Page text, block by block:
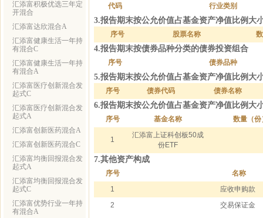
汇添富积极优选三年定
开混合
汇添富达欣混合A
汇添富健康生活一年持
有混合C
汇添富健康生活一年持
有混合A
汇添富医疗创新混合发
起式C
汇添富医疗创新混合发
起式A
汇添富创新医药混合A
汇添富创新医药混合C
汇添富均衡回报混合发
起式A
汇添富均衡回报混合发
起式C
汇添富优势行业一年持
有混合A
代码 行业类别
3.报告期末按公允价值占基金资产净值比例大
序号 股票名称
4.报告期末按债券品种分类的债券投资组合
序号 债券品种
5.报告期末按公允价值占基金资产净值比例大
序号 债券代码 债券名称
6.报告期末按公允价值占基金资产净值比例大
序号 基金名称 数量（份
1
汇添富上证科创板50成
份ETF
7.其他资产构成
序号 名称
1 应收申购款
2 交易保证金